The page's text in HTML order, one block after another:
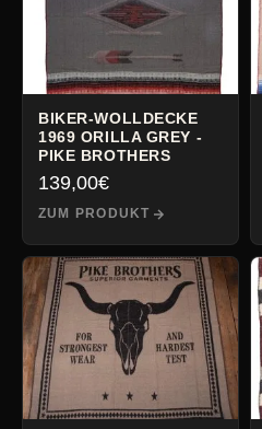
BIKER-WOLLDECKE
1969 ORILLA GREY -
PIKE BROTHERS
139,00€
ZUM PRODUKT